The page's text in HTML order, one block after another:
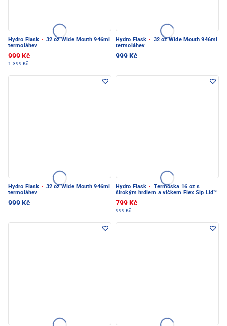
Hydro Flask · 32 oz Wide Mouth 946ml
termoláhev
999 Kč
1.399 Kč
Hydro Flask · 32 oz Wide Mouth 946ml
termoláhev
999 Kč
Hydro Flask · 32 oz Wide Mouth 946ml
termoláhev
999 Kč
Hydro Flask · Termoska 16 oz s
širokým hrdlem a víčkem Flex Sip Lid™
799 Kč
999 Kč